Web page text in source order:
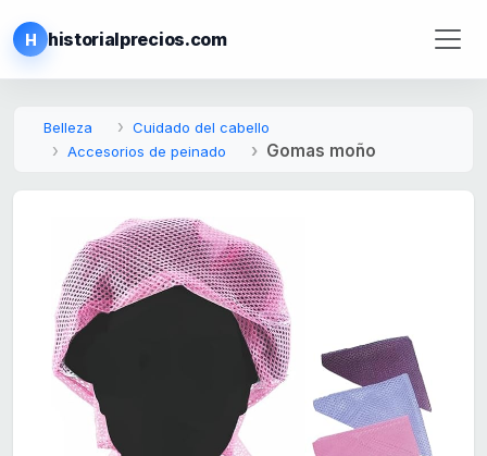
H historialprecios.com
Belleza
Cuidado del cabello
Accesorios de peinado
Gomas moño